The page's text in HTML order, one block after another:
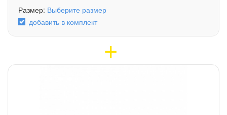
Размер: Выберите размер
добавить в комплект